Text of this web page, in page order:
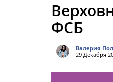
ФСБ
Валерия
29 Декабря